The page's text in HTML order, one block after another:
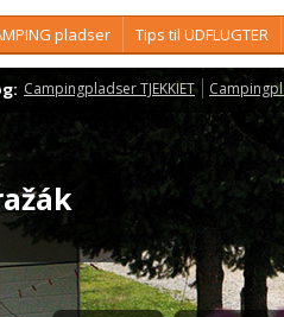
pladser Tips til UDFLUGTER
Campingpladser TJEKKIET